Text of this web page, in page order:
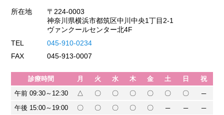
所在地
〒224-0003
神奈川県横浜市都筑区中川中央1丁目2-1
ヴァンクールセンター北4F
TEL
045-910-0234
FAX
045-913-0007
診療時間 月 火 水 木 金 土 日
祝
午前 09:30～12:30
△ 〇 〇 〇 〇 〇 〇
─
午後 15:00～19:00
〇 〇 〇 〇 〇 ─ ─ ─